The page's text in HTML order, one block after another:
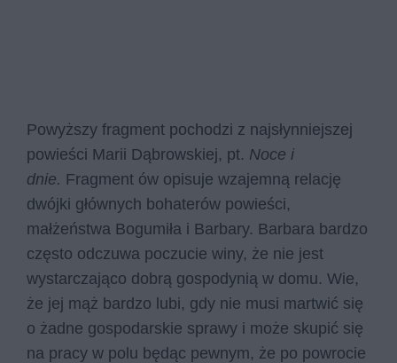
Powyższy fragment pochodzi z najsłynniejszej
powieści Marii Dąbrowskiej, pt. Noce i
dnie. Fragment ów opisuje wzajemną relację
dwójki głównych bohaterów powieści,
małżeństwa Bogumiła i Barbary. Barbara bardzo
często odczuwa poczucie winy, że nie jest
wystarczająco dobrą gospodynią w domu. Wie,
że jej mąż bardzo lubi, gdy nie musi martwić się
o żadne gospodarskie sprawy i może skupić się
na pracy w polu będąc pewnym, że po powrocie